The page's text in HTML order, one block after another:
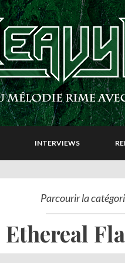
INTERVIEWS
Parcourir la
Ethereal